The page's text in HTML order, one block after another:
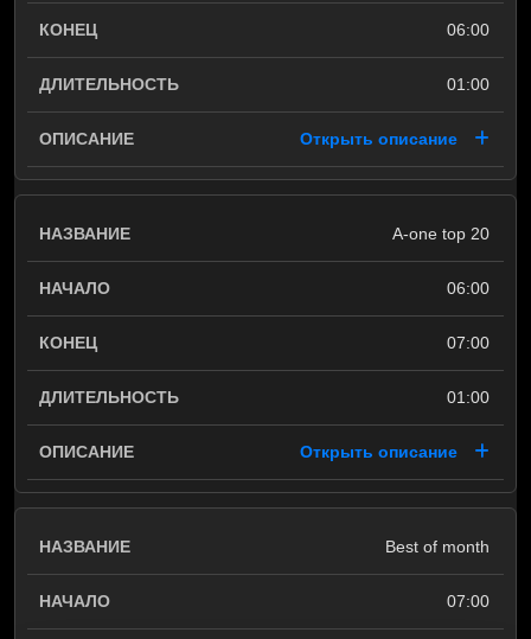
06:00
01:00
Открыть описание
A-one top 20
06:00
07:00
01:00
Открыть описание
Best of month
07:00